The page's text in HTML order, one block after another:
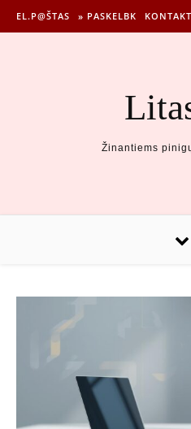
EL.P@ŠTAS » PASKELBK
Žinantiems